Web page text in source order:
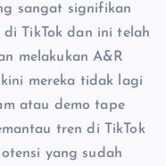
sangat signifikan
TikTok dan ini telah
melakukan A&R
mereka tidak lagi
atau demo tape
tren di TikTok
yang sudah